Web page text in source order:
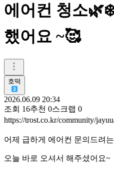
에어컨 청소
했어요 ~🥰
호떡
2026.06.09 20:34
조회 16추천 0스크랩 0
https://trost.co.kr/community/
어제 급하게 에어컨 문의드려는
오늘 바로 오셔서 해주셨어요~